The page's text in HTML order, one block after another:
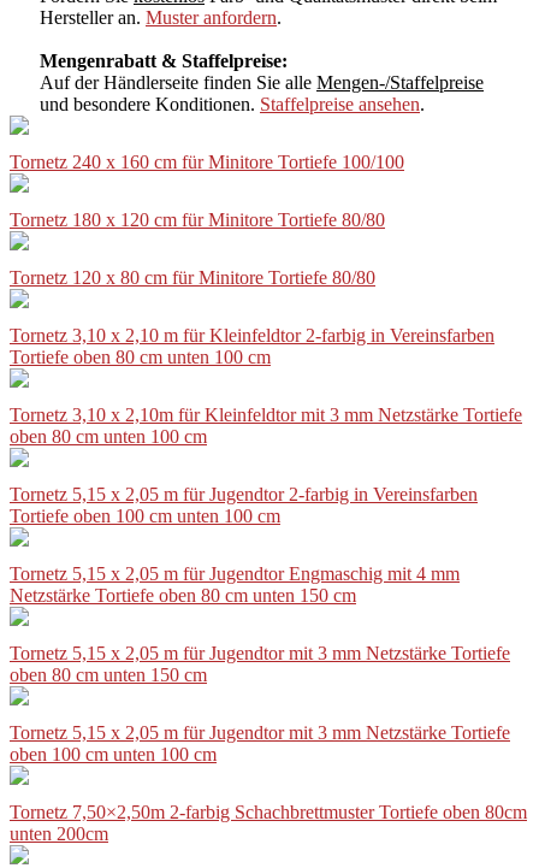
Hersteller an. Muster anfordern.
Mengenrabatt & Staffelpreise:
Auf der Händlerseite finden Sie alle Mengen-/Staffelpreise
und besondere Konditionen. Staffelpreise ansehen.
Tornetz 240 x 160 cm für Minitore Tortiefe 100/100
Tornetz 180 x 120 cm für Minitore Tortiefe 80/80
Tornetz 120 x 80 cm für Minitore Tortiefe 80/80
Tornetz 3,10 x 2,10 m für Kleinfeldtor 2-farbig in Vereinsfarben
Tortiefe oben 80 cm unten 100 cm
Tornetz 3,10 x 2,10m für Kleinfeldtor mit 3 mm Netzstärke Tortiefe
oben 80 cm unten 100 cm
Tornetz 5,15 x 2,05 m für Jugendtor 2-farbig in Vereinsfarben
Tortiefe oben 100 cm unten 100 cm
Tornetz 5,15 x 2,05 m für Jugendtor Engmaschig mit 4 mm
Netzstärke Tortiefe oben 80 cm unten 150 cm
Tornetz 5,15 x 2,05 m für Jugendtor mit 3 mm Netzstärke Tortiefe
oben 80 cm unten 150 cm
Tornetz 5,15 x 2,05 m für Jugendtor mit 3 mm Netzstärke Tortiefe
oben 100 cm unten 100 cm
Tornetz 7,50×2,50m 2-farbig Schachbrettmuster Tortiefe oben 80cm
unten 200cm